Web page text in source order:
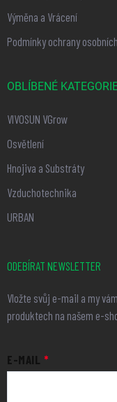
Výměna a Vrácení
Podmínky ochrany
OBLÍBENÉ
VIVOSUN VGrow
Osvětlení
Hnojiva a Substráty
Vzduchotechnika
URBAN
ODEBÍRAT NEWSLETTER
Vložte svůj e-mail a my
produktech na našem e-
E-MAIL